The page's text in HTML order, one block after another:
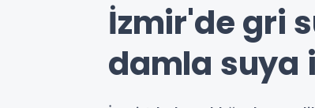
İzmir'de gri
damla suya